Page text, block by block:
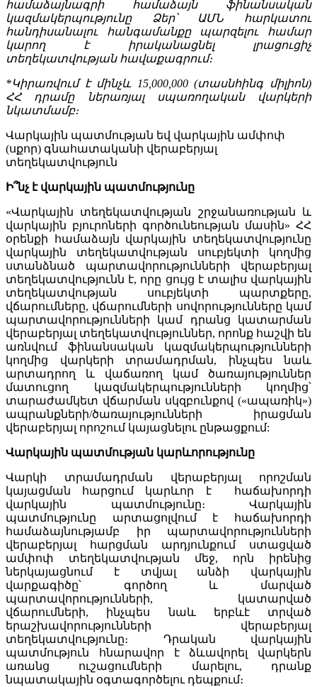
համաձայնագրի համաձայն ֆինանսական
կազմակերպությունը Ձեր՝ ԱՄՆ հարկատու
հանդիսանալու հանգամանքը պարզելու համար
կարող է իրականացնել լրացուցիչ
տեղեկատվության հավաքագրում։
*Կիրառվում է մինչև 15,000,000 (տասնհինգ միլիոն)
ՀՀ դրամը ներառյալ սպառողական վարկերի
նկատմամբ։
Վարկային պատմության եվ վարկային ամփոփ
(սքոր) գնահատականի վերաբերյալ
տեղեկատվություն
Ի՞նչ է վարկային պատմությունը
«Վարկային տեղեկատվության շրջանառության և
վարկային բյուրոների գործունեության մասին» ՀՀ
օրենքի համաձայն վարկային տեղեկատվությունը
վարկային տեղեկատվության սուբյեկտի կողմից
ստանձնած պարտավորությունների վերաբերյալ
տեղեկատվությունն է, որը ցույց է տալիս վարկային
տեղեկատվության սուբյեկտի պարտքերը,
վճարումները, վճարումների սովորությունները կամ
պարտավորությունների կամ դրանց կատարման
վերաբերյալ տեղեկատվություններ, որոնք հաշվի են
առնվում ֆինանսական կազմակերպությունների
կողմից վարկերի տրամադրման, ինչպես նաև
արտադրող և վաճառող կամ ծառայություններ
մատուցող կազմակերպությունների կողմից՝
տարաժամկետ վճարման սկզբունքով («ապառիկ»)
ապրանքների/ծառայությունների իրացման
վերաբերյալ որոշում կայացնելու ընթացքում:
Վարկային պատմության կարևորությունը
Վարկի տրամադրման վերաբերյալ որոշման
կայացման հարցում կարևոր է հաճախորդի
վարկային պատմությունը։ Վարկային
պատմությունը արտացոլվում է հաճախորդի
համաձայնությամբ իր պարտավորությունների
վերաբերյալ հարցման արդյունքում ստացված
ամփոփ տեղեկատվության մեջ, որն իրենից
ներկայացնում է տվյալ անձի վարկային
վարքագիծը՝ գործող և մարված
պարտավորությունների, կատարված
վճարումների, ինչպես նաև երբևէ տրված
երաշխավորությունների վերաբերյալ
տեղեկատվությունը։ Դրական վարկային
պատմություն հնարավոր է ձևավորել վարկերն
առանց ուշացումների մարելու, դրանք
նպատակային օգտագործելու դեպքում։